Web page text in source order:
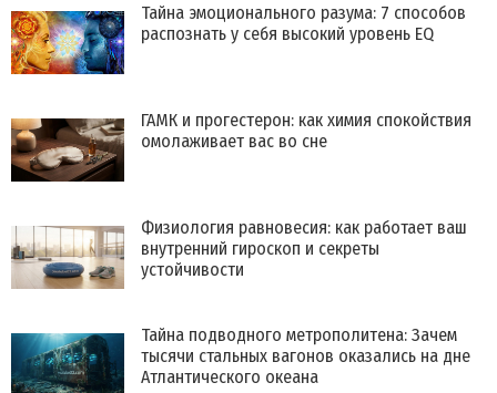
Тайна эмоционального разума: 7 способов
распознать у себя высокий уровень EQ
ГАМК и прогестерон: как химия спокойствия
омолаживает вас во сне
Физиология равновесия: как работает ваш
внутренний гироскоп и секреты
устойчивости
Тайна подводного метрополитена: Зачем
тысячи стальных вагонов оказались на дне
Атлантического океана